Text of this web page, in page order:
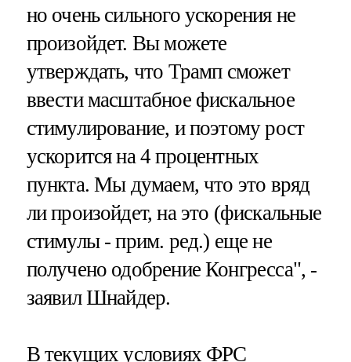
но очень сильного ускорения не
произойдет. Вы можете
утверждать, что Трамп сможет
ввести масштабное фискальное
стимулирование, и поэтому рост
ускорится на 4 процентных
пункта. Мы думаем, что это вряд
ли произойдет, на это (фискальные
стимулы - прим. ред.) еще не
получено одобрение Конгресса", -
заявил Шнайдер.
В текущих условиях ФРС